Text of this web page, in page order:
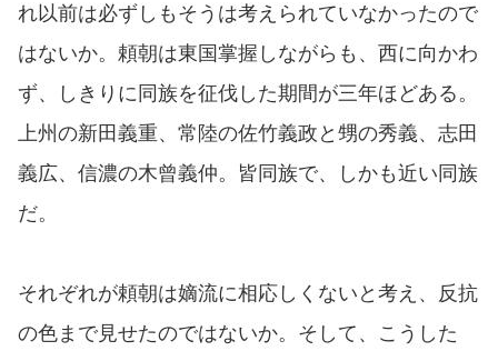
れ以前は必ずしもそうは考えられていなかったので
はないか。頼朝は東国掌握しながらも、西に向かわ
ず、しきりに同族を征伐した期間が三年ほどある。
上州の新田義重、常陸の佐竹義政と甥の秀義、志田
義広、信濃の木曾義仲。皆同族で、しかも近い同族
だ。
それぞれが頼朝は嫡流に相応しくないと考え、反抗
の色まで見せたのではないか。そして、こうした